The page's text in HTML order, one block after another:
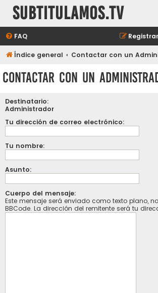
subtitulamos.tv
FAQ
Índice general Contactar con un
Contactar con un
Destinatario:
Administrador
Tu dirección de correo electrónico:
Tu nombre:
Asunto:
Cuerpo del mensaje:
Este mensaje será enviado como texto plano,
BBCode. La dirección del remitente será tu